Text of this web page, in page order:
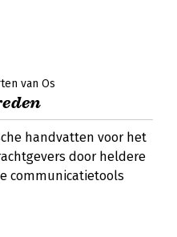
van Os
handvatten voor het
door heldere
communicatietools